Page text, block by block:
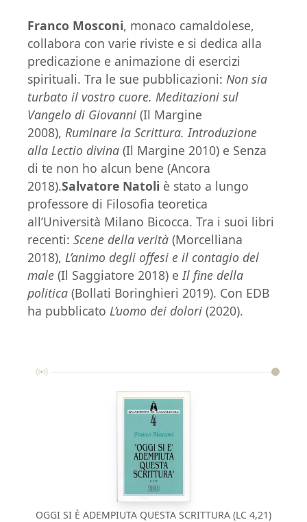
Franco Mosconi, monaco camaldolese,
collabora con varie riviste e si dedica alla
predicazione e animazione di esercizi
spirituali. Tra le sue pubblicazioni: Non sia
turbato il vostro cuore. Meditazioni sul
Vangelo di Giovanni (Il Margine
2008), Ruminare la Scrittura. Introduzione
alla Lectio divina (Il Margine 2010) e Senza
di te non ho alcun bene (Ancora
2018).Salvatore Natoli è stato a lungo
professore di Filosofia teoretica
all’Università Milano Bicocca. Tra i suoi libri
recenti: Scene della verità (Morcelliana
2018), L’animo degli offesi e il contagio del
male (Il Saggiatore 2018) e Il fine della
politica (Bollati Boringhieri 2019). Con EDB
ha pubblicato L’uomo dei dolori (2020).
OGGI SI È ADEMPIUTA QUESTA SCRITTURA (LC 4,21)